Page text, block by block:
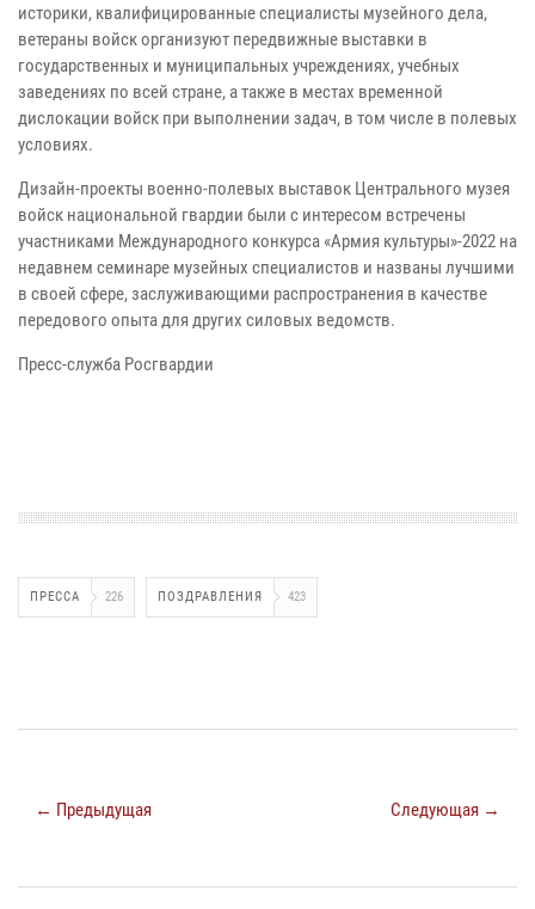
историки, квалифицированные специалисты музейного дела,
ветераны войск организуют передвижные выставки в
государственных и муниципальных учреждениях, учебных
заведениях по всей стране, а также в местах временной
дислокации войск при выполнении задач, в том числе в полевых
условиях.
Дизайн-проекты военно-полевых выставок Центрального музея
войск национальной гвардии были с интересом встречены
участниками Международного конкурса «Армия культуры»-2022 на
недавнем семинаре музейных специалистов и названы лучшими
в своей сфере, заслуживающими распространения в качестве
передового опыта для других силовых ведомств.
Пресс-служба Росгвардии
ПРЕССА 226 ПОЗДРАВЛЕНИЯ 423
← Предыдущая Следующая →